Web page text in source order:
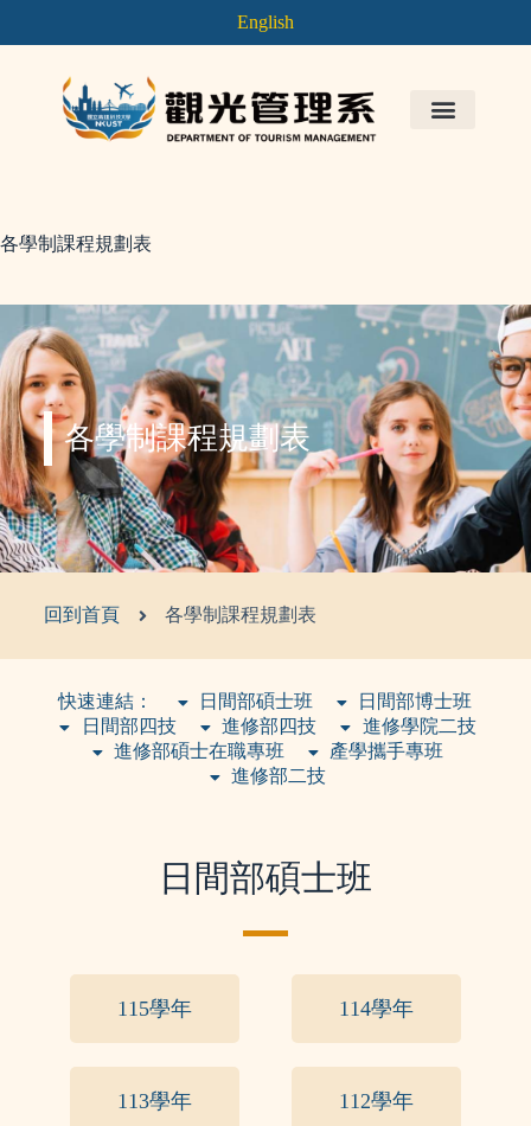
English
各學制課程規劃表
各學制課程規劃表
回到首頁 各學制課程規劃表
快速連結： 日間部碩士班
日間部博士班
日間部四技
進修部四技
進修學院二技
進修部碩士在職專班
產學攜手專班
進修部二技
日間部碩士班
115學年 114學年
113學年 112學年